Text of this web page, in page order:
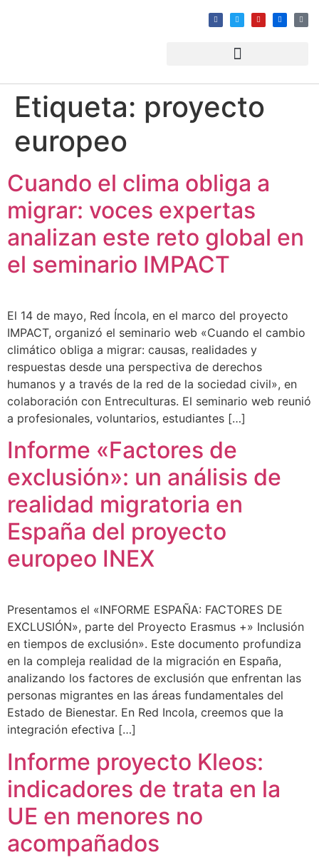
Etiqueta: proyecto
europeo
Cuando el clima obliga a
migrar: voces expertas
analizan este reto global en
el seminario IMPACT
El 14 de mayo, Red Íncola, en el marco del proyecto
IMPACT, organizó el seminario web «Cuando el cambio
climático obliga a migrar: causas, realidades y
respuestas desde una perspectiva de derechos
humanos y a través de la red de la sociedad civil», en
colaboración con Entreculturas. El seminario web reunió
a profesionales, voluntarios, estudiantes […]
Informe «Factores de
exclusión»: un análisis de
realidad migratoria en
España del proyecto
europeo INEX
Presentamos el «INFORME ESPAÑA: FACTORES DE
EXCLUSIÓN», parte del Proyecto Erasmus +» Inclusión
en tiempos de exclusión». Este documento profundiza
en la compleja realidad de la migración en España,
analizando los factores de exclusión que enfrentan las
personas migrantes en las áreas fundamentales del
Estado de Bienestar. En Red Incola, creemos que la
integración efectiva […]
Informe proyecto Kleos:
indicadores de trata en la
UE en menores no
acompañados